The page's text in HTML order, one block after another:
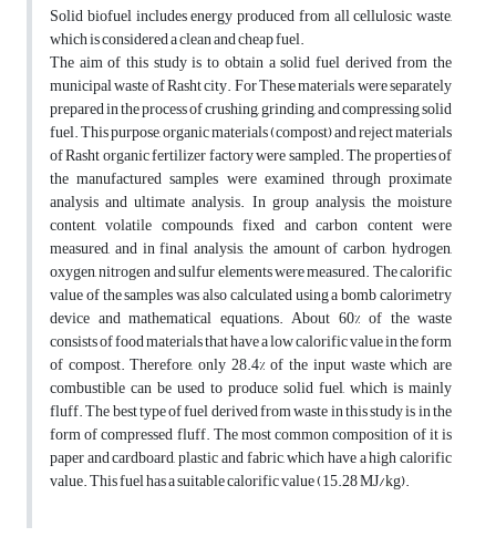
‌Solid biofuel includes energy produced from all cellulosic waste,
which is considered a clean and cheap fuel.
The aim of this study is to obtain a solid fuel derived from the
municipal waste of Rasht city. For These materials were separately
prepared in the process of crushing, grinding, and compressing solid
fuel. This purpose, organic materials (compost) and reject materials
of Rasht organic fertilizer factory were sampled. The properties of
the manufactured samples were examined through proximate
analysis and ultimate analysis. In group analysis, the moisture
content, volatile compounds, fixed and carbon content were
measured, and in final analysis, the amount of carbon, hydrogen,
oxygen, nitrogen and sulfur elements were measured. The calorific
value of the samples was also calculated using a bomb calorimetry
device and mathematical equations. About 60% of the waste
consists of food materials that have a low calorific value in the form
of compost. Therefore, only 28.4% of the input waste which are
combustible can be used to produce solid fuel, which is mainly
fluff. The best type of fuel derived from waste in this study is in the
form of compressed fluff. The most common composition of it is
paper and cardboard, plastic and fabric, which have a high calorific
value. This fuel has a suitable calorific value (15.28 MJ/kg).